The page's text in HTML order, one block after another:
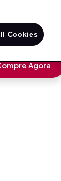
ser
pequena
se
Agora
Cookies